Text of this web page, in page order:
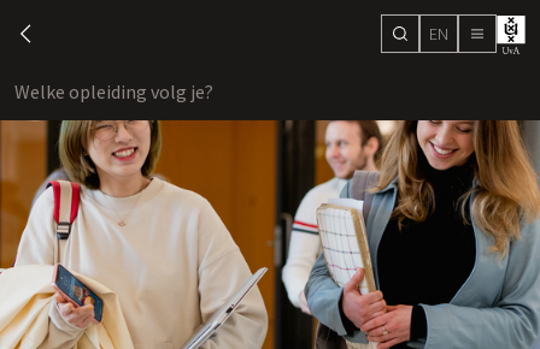
chevron-left search
EN menu
Welke opleiding volg je?